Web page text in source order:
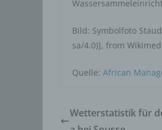
Bild: Symbolfoto
sa/4.0)], from
Quelle: African
Wetterstatistik für